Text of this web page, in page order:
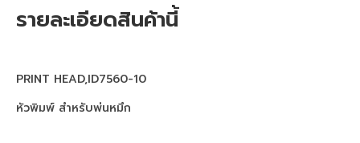
ขนาดเล็ก
เครื่องพิมพ์ EPSON
Epson sublimation
รายละเอียดสินค้านี้
PRINT HEAD,ID7560-10
หัวพิมพ์ สำหรับพ่นหมึก